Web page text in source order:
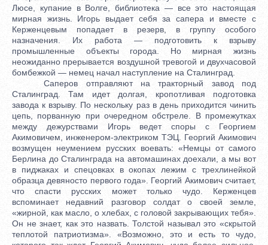
Люсе, купание в Волге, библиотека — все это настоящая
мирная жизнь. Игорь выдает себя за сапера и вместе с
Керженцевым попадает в резерв, в группу особого
назначения. Их работа — подготовить к взрыву
промышленные объекты города. Но мирная жизнь
неожиданно прерывается воздушной тревогой и двухчасовой
бомбежкой — немец начал наступление на Сталинград.
Саперов отправляют на тракторный завод под
Сталинград. Там идет долгая, кропотливая подготовка
завода к взрыву. По нескольку раз в день приходится чинить
цепь, порванную при очередном обстреле. В промежутках
между дежурствами Игорь ведет споры с Георгием
Акимовичем, инженером-электриком ТЭЦ. Георгий Акимович
возмущен неумением русских воевать: «Немцы от самого
Берлина до Сталинграда на автомашинах доехали, а мы вот
в пиджаках и спецовках в окопах лежим с трехлинейкой
образца девяносто первого года». Георгий Акимович считает,
что спасти русских может только чудо. Керженцев
вспоминает недавний разговор солдат о своей земле,
«жирной, как масло, о хлебах, с головой закрывающих тебя».
Он не знает, как это назвать. Толстой называл это «скрытой
теплотой патриотизма». «Возможно, это и есть то чудо,